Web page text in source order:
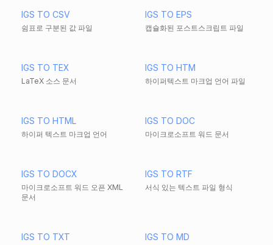
IGS TO CSV
쉼표로 구분된 값 파일
IGS TO EPS
캡슐화된 포스트스크립트 파일
IGS TO TEX
LaTeX 소스 문서
IGS TO HTM
하이퍼텍스트 마크업 언어 파일
IGS TO HTML
하이퍼 텍스트 마크업 언어
IGS TO DOC
마이크로소프트 워드 문서
IGS TO DOCX
마이크로소프트 워드 오픈 XML
문서
IGS TO RTF
서식 있는 텍스트 파일 형식
IGS TO TXT IGS TO MD